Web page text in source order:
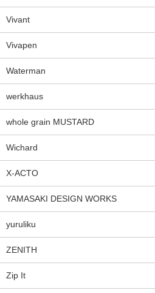
Vivant
Vivapen
Waterman
werkhaus
whole grain MUSTARD
Wichard
X-ACTO
YAMASAKI DESIGN WORKS
yuruliku
ZENITH
Zip It